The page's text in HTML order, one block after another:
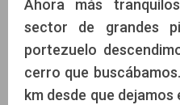
Ahora más
sector de grandes
portezuelo
cerro que
km desde que